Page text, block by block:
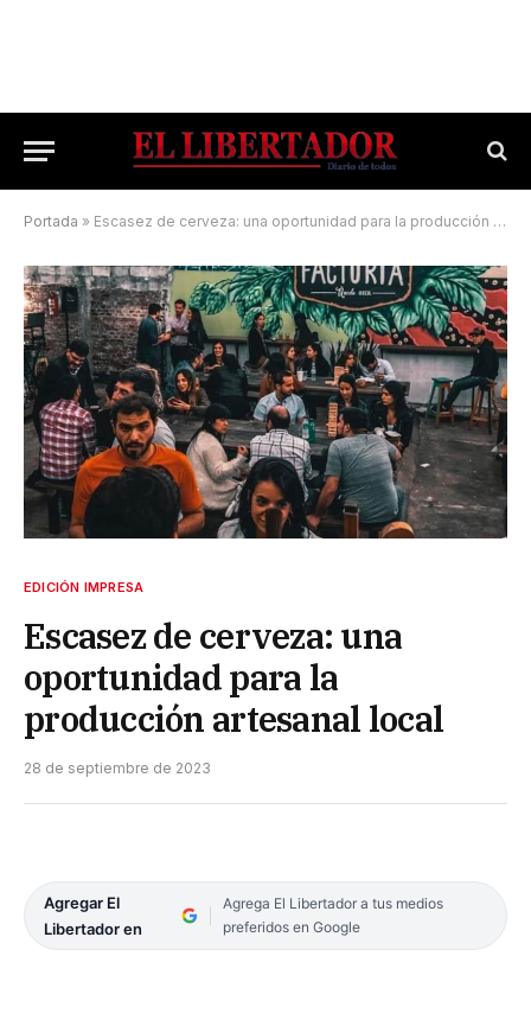
Portada » Escasez de cerveza: una oportunidad para la producción artesanal local
EDICIÓN IMPRESA
Escasez de cerveza: una
oportunidad para la
producción artesanal local
28 de septiembre de 2023
Agregar El
Libertador en
Agrega El Libertador a tus medios
preferidos en Google